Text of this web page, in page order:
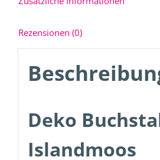
Rezensionen (0)
Deko
Islandmoos